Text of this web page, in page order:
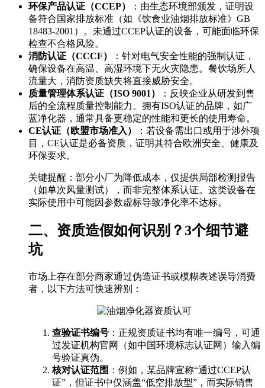
环保产品认证（CCEP）
：由生态环境部颁发，证明设
备符合国家排放标准（如《饮食业油烟排放标准》GB
18483-2001）。未通过CCEP认证的设备，可能面临环保
检查不合格风险。
消防认证（CCCF）
：针对电气安全性能的强制认证，
确保设备在高温、高湿环境下无火灾隐患。餐饮场所人
流量大，消防资质缺失将直接威胁安全。
质量管理体系认证（ISO 9001）
：反映企业从研发到售
后的全流程质量控制能力。拥有ISO认证的品牌，如广
蓝净化器，通常具备更稳定的性能和更长的使用寿命。
CE认证（欧盟市场准入）
：若设备需出口或用于涉外项
目，CE认证是必备资质，证明其符合欧洲安全、健康及
环保要求。
关键提醒：部分小厂为降低成本，仅提供局部检测报告
（如单次风量测试），而非完整体系认证。这类设备在
实际使用中可能因参数虚标导致净化率不达标。
二、资质造假如何识别？3个细节避
坑
市场上存在部分商家通过伪造证书或模糊表述误导消费
者，以下方法可快速辨别：
查验证书编号 ：正规资质证书均有唯一编号，可通
过发证机构官网（如中国环境标志认证网）输入编
号验证真伪。
核对认证范围 ：例如，某品牌宣称“通过CCEP认
证”，但证书中仅涵盖“低空排放型”，而实际销售